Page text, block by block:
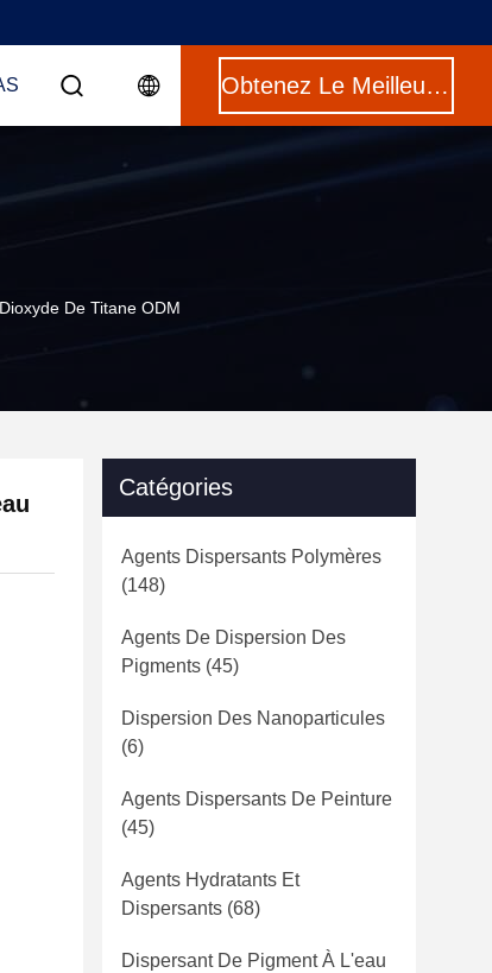
Obtenez Le Meilleur Prix
De Titane ODM
Catégories
Agents Dispersants Polymères
(148)
Agents De Dispersion Des
Pigments (45)
Dispersion Des Nanoparticules
(6)
Agents Dispersants De Peinture
(45)
Agents Hydratants Et
Dispersants (68)
Dispersant De Pigment À L'eau